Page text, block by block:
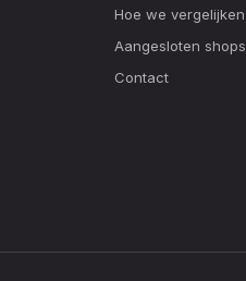
Hoe we vergelijken
Aangesloten shops
Contact